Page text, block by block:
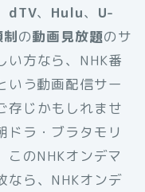
dTV、 Hulu、 U-
の動画見放題のサ
い方なら、NHK番
いう動画配信サー
存じかもしれませ
ドラ・ブラタモリ
このNHKオンデマ
なら、NHKオンデ